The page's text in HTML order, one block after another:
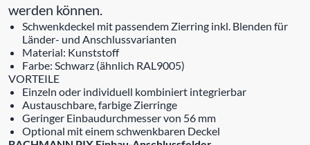
werden können.
Schwenkdeckel mit passendem Zierring inkl. Blenden für
Länder- und Anschlussvarianten
Material: Kunststoff
Farbe: Schwarz (ähnlich RAL9005)
VORTEILE
Einzeln oder individuell kombiniert integrierbar
Austauschbare, farbige Zierringe
Geringer Einbaudurchmesser von 56 mm
Optional mit einem schwenkbaren Deckel